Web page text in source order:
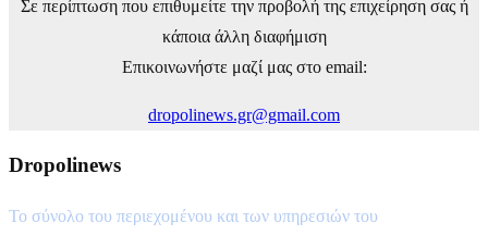
Σε περίπτωση που επιθυμείτε την προβολή της επιχείρηση σας ή
κάποια άλλη διαφήμιση
Επικοινωνήστε μαζί μας στο email:
dropolinews.gr@gmail.com
Dropolinews
Το σύνολο του περιεχομένου και των υπηρεσιών του